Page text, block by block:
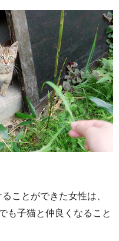
ことができた女性は、
も子猫と仲良くなること